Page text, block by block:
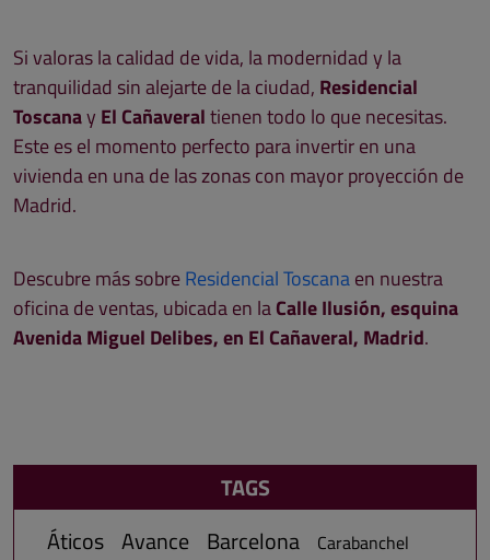
Si valoras la calidad de vida, la modernidad y la
tranquilidad sin alejarte de la ciudad, Residencial
Toscanay El Cañaveraltienen todo lo que necesitas.
Este es el momento perfecto para invertir en una
vivienda en una de las zonas con mayor proyección de
Madrid.
Descubre más sobreResidencial Toscanaen nuestra
oficina de ventas, ubicada en laCalle Ilusión, esquina
Avenida Miguel Delibes, en El Cañaveral, Madrid.
TAGS
Áticos Avance Barcelona Carabanchel